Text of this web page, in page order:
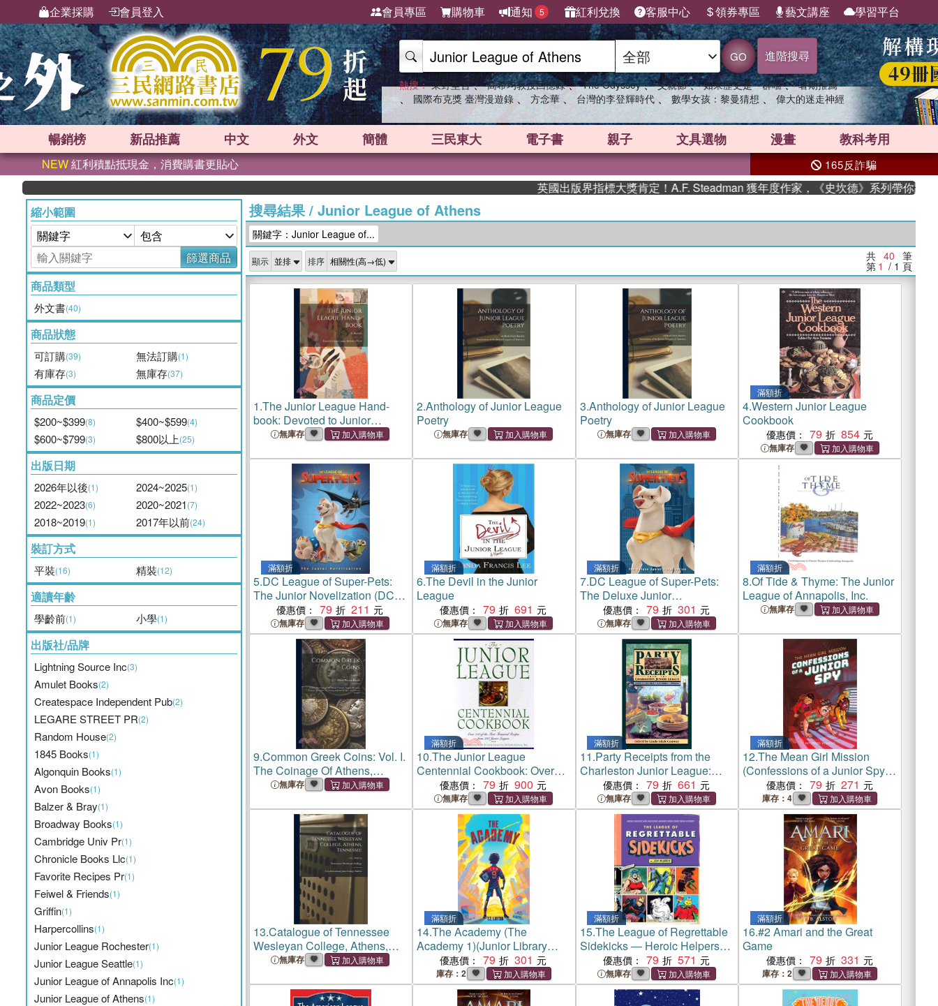
企業採購 會員登入 會員專區 購物車 通知 5 紅利兌換 客服中心 領券專區 藝文講座 學習平台
GO 進階搜尋
熱搜： 東野圭吾 、 高希均教授回憶錄 、 The Odyssey 、 父親節 、 如果歷史是一群喵 、 暑期推薦
、 國際布克獎 臺灣漫遊錄 、 方念華 、 台灣的李登輝時代 、 數學女孩：黎曼猜想 、 偉大的迷走神經
暢銷榜 新品推薦 中文 外文 簡體 三民東大 電子書 親子 文具選物 漫畫 教科考用
NEW紅利積點抵現金，消費購書更貼心 165反詐騙
英國出版界指標大獎肯定！A.F. Steadman 獲年度作家，《史坎德》系列帶你踏上熱血奇幻
縮小範圍
篩選商品
商品類型
外文書(40)
商品狀態
可訂購(39) 無法訂購(1)
有庫存(3) 無庫存(37)
商品定價
$200~$399(8) $400~$599(4)
$600~$799(3) $800以上(25)
出版日期
2026年以後(1) 2024~2025(1)
2022~2023(6) 2020~2021(7)
2018~2019(1) 2017年以前(24)
裝訂方式
平裝(16) 精裝(12)
適讀年齡
學齡前(1) 小學(1)
出版社/品牌
Lightning Source Inc(3)
Amulet Books(2)
Createspace Independent Pub(2)
LEGARE STREET PR(2)
Random House(2)
1845 Books(1)
Algonquin Books(1)
Avon Books(1)
Balzer & Bray(1)
Broadway Books(1)
Cambridge Univ Pr(1)
Chronicle Books Llc(1)
Favorite Recipes Pr(1)
Feiwel & Friends(1)
Griffin(1)
Harpercollins(1)
Junior League Rochester(1)
Junior League Seattle(1)
Junior League of Annapolis Inc(1)
Junior League of Athens(1)
搜尋結果/ Junior League of Athens
關鍵字：Junior League of...
顯示 排序 共 40 筆
第 1 / 1 頁
1.The Junior League Hand-
book: Devoted to Junior
League Methods of Work
無庫存
2.Anthology of Junior League
Poetry
無庫存
3.Anthology of Junior League
Poetry
無庫存
滿額折
4.Western Junior League
Cookbook
優惠價： 79 854
無庫存
滿額折
5.DC League of Super-Pets:
The Junior Novelization (DC
League of Super-Pets)
優惠價： 79 211
無庫存
滿額折
6.The Devil in the Junior
League
優惠價： 79 691
無庫存
滿額折
7.DC League of Super-Pets:
The Deluxe Junior
Novelization (DC League of
Super-Pets)
優惠價： 79 301
無庫存
滿額折
8.Of Tide & Thyme: The Junior
League of Annapolis, Inc.
無庫存
9.Common Greek Coins: Vol. I.
The Coinage Of Athens,
Corinth, Aegina, Boeotian
Achaean League, And Lycian
無庫存
滿額折
10.The Junior League
Centennial Cookbook: Over
750 of the Most Treasured
Recipes from 200 Junior
Leagues
優惠價： 79 900
無庫存
滿額折
11.Party Receipts from the
Charleston Junior League:
Hors D'Oeuvres, Savories,
Sweets
優惠價： 79 661
無庫存
滿額折
12.The Mean Girl Mission
(Confessions of a Junior Spy
優惠價： 79 271
庫存：4
13.Catalogue of Tennessee
Wesleyan College, Athens,
Tennessee: a Co-educational
1953/54
無庫存
滿額折
14.The Academy (The
Academy 1)(Junior Library
Guild Fall Selection)
優惠價： 79 301
庫存：2
滿額折
15.The League of Regrettable
Sidekicks ― Heroic Helpers
from Comic Book History!
優惠價： 79 571
無庫存
滿額折
16.#2 Amari and the Great
Game
優惠價： 79 331
庫存：2